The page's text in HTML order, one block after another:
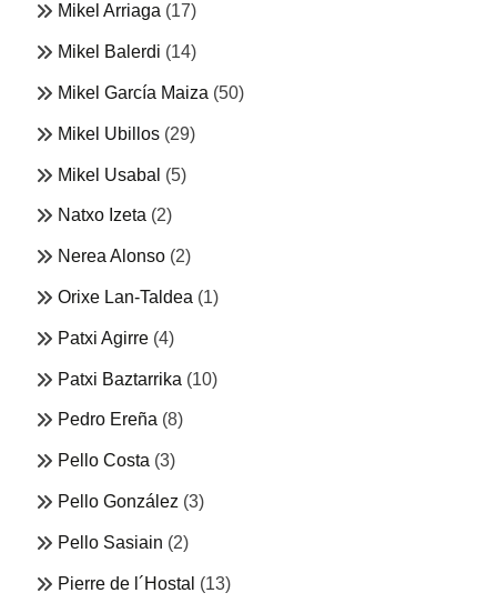
Mikel Arriaga (17)
Mikel Balerdi (14)
Mikel García Maiza (50)
Mikel Ubillos (29)
Mikel Usabal (5)
Natxo Izeta (2)
Nerea Alonso (2)
Orixe Lan-Taldea (1)
Patxi Agirre (4)
Patxi Baztarrika (10)
Pedro Ereña (8)
Pello Costa (3)
Pello González (3)
Pello Sasiain (2)
Pierre de l´Hostal (13)